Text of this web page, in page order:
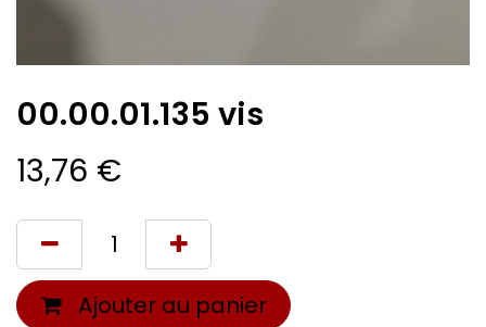
00.00.01.135 vis
13,76 €
Ajouter au panier